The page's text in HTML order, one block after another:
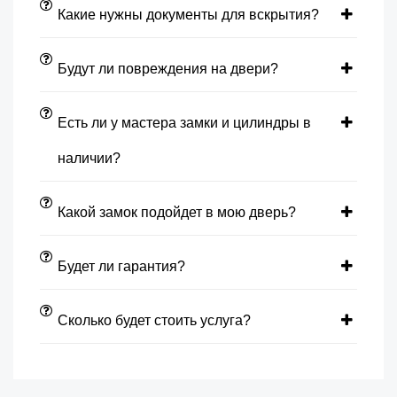
Какие нужны документы для вскрытия?
Будут ли повреждения на двери?
Есть ли у мастера замки и цилиндры в
наличии?
Какой замок подойдет в мою дверь?
Будет ли гарантия?
Сколько будет стоить услуга?